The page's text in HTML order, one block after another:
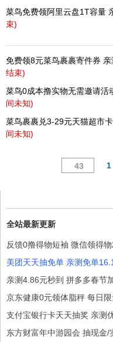
菜鸟免费领阿里云盘1T容量
束)
免费领8元菜鸟裹裹寄件券
结束)
菜鸟0成本撸实物无需邀请活
间未知)
菜鸟裹裹兑3-29元天猫超市
间未知)
43 1
全站最新更新
反馈0撸得物短袖 微信领得
美团天天抽免单 亲测免单
亲测4.86元秒到 拼多多春节
京东健康0元领体脂秤 每日限
支付宝银行卡天天抽奖 亲测
东方财富年中游园会 抽现金/